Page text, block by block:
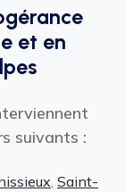
et en
suivants :
Saint-